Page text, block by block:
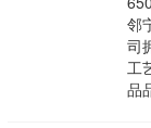
邻
司
工
品